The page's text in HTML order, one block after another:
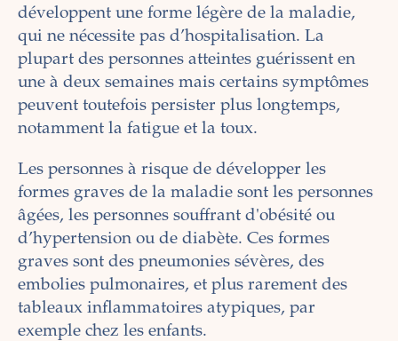
développent une forme légère de la maladie,
qui ne nécessite pas d’hospitalisation. La
plupart des personnes atteintes guérissent en
une à deux semaines mais certains symptômes
peuvent toutefois persister plus longtemps,
notamment la fatigue et la toux.
Les personnes à risque de développer les
formes graves de la maladie sont les personnes
âgées, les personnes souffrant d'obésité ou
d’hypertension ou de diabète. Ces formes
graves sont des pneumonies sévères, des
embolies pulmonaires, et plus rarement des
tableaux inflammatoires atypiques, par
exemple chez les enfants.